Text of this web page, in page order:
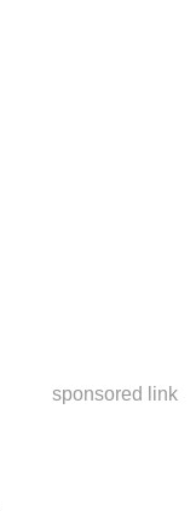
sponsored link